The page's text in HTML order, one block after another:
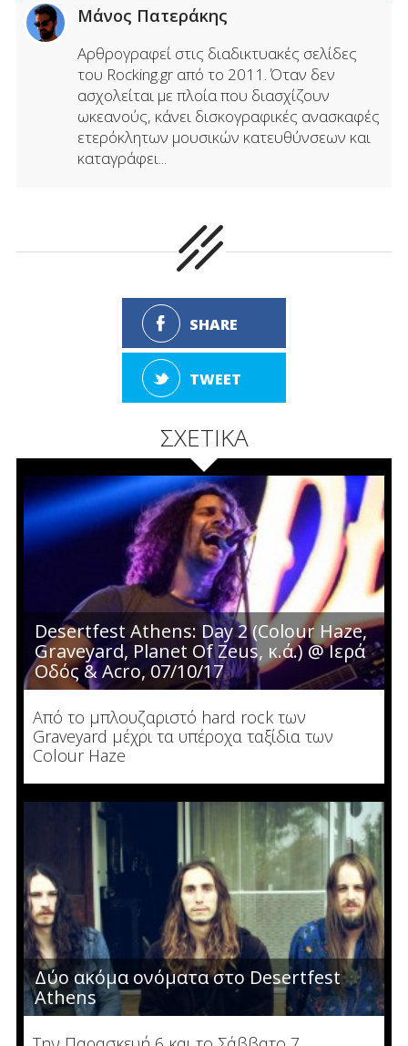
Μάνος Πατεράκης
Αρθρογραφεί στις διαδικτυακές σελίδες
του Rocking.gr από το 2011. Όταν δεν
ασχολείται με πλοία που διασχίζουν
ωκεανούς, κάνει δισκογραφικές ανασκαφές
ετερόκλητων μουσικών κατευθύνσεων και
καταγράφει...
SHARE
TWEET
ΣΧΕΤΙΚΑ
Desertfest Athens: Day 2 (Colour Haze,
Graveyard, Planet Of Zeus, κ.ά.) @ Ιερά
Οδός & Acro, 07/10/17
Από το μπλουζαριστό hard rock των
Graveyard μέχρι τα υπέροχα ταξίδια των
Colour Haze
Δύο ακόμα ονόματα στο Desertfest
Athens